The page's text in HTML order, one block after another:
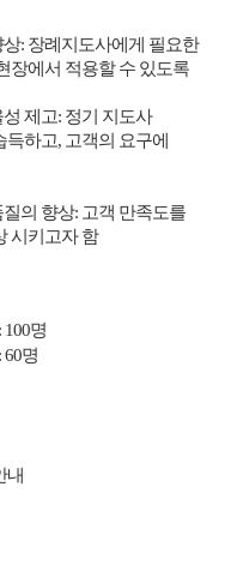
: 장례지도사에게 필요한
장에서 적용할 수 있도록
제고: 정기 지도사
하고, 고객의 요구에
의 향상: 고객 만족도를
시키고자 함
100명
60명
내